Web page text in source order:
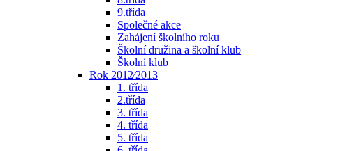
9.třída
Společné akce
Zahájení školního roku
Školní družina a školní klub
Školní klub
Rok 2012⁄2013
1. třída
2.třída
3. třída
4. třída
5. třída